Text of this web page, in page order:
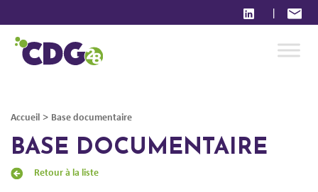
|
Accueil > Base documentaire
BASE DOCUMENTAIRE
Retour à la liste